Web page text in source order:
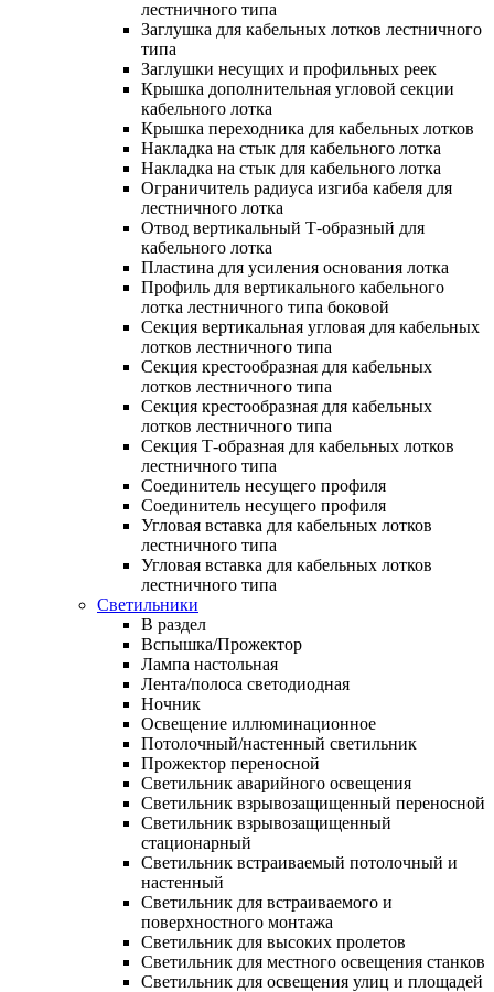
лестничного типа
Заглушка для кабельных лотков лестничного
типа
Заглушки несущих и профильных реек
Крышка дополнительная угловой секции
кабельного лотка
Крышка переходника для кабельных лотков
Накладка на стык для кабельного лотка
Накладка на стык для кабельного лотка
Ограничитель радиуса изгиба кабеля для
лестничного лотка
Отвод вертикальный Т-образный для
кабельного лотка
Пластина для усиления основания лотка
Профиль для вертикального кабельного
лотка лестничного типа боковой
Секция вертикальная угловая для кабельных
лотков лестничного типа
Секция крестообразная для кабельных
лотков лестничного типа
Секция крестообразная для кабельных
лотков лестничного типа
Секция Т-образная для кабельных лотков
лестничного типа
Соединитель несущего профиля
Соединитель несущего профиля
Угловая вставка для кабельных лотков
лестничного типа
Угловая вставка для кабельных лотков
лестничного типа
Светильники
В раздел
Вспышка/Прожектор
Лампа настольная
Лента/полоса светодиодная
Ночник
Освещение иллюминационное
Потолочный/настенный светильник
Прожектор переносной
Светильник аварийного освещения
Светильник взрывозащищенный переносной
Светильник взрывозащищенный
стационарный
Светильник встраиваемый потолочный и
настенный
Светильник для встраиваемого и
поверхностного монтажа
Светильник для высоких пролетов
Светильник для местного освещения станков
Светильник для освещения улиц и площадей